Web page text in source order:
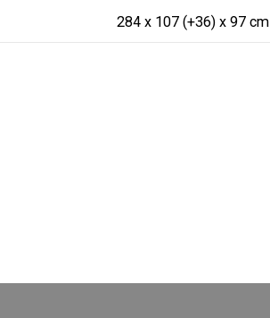
284 x 107 (+36) x 97 cm